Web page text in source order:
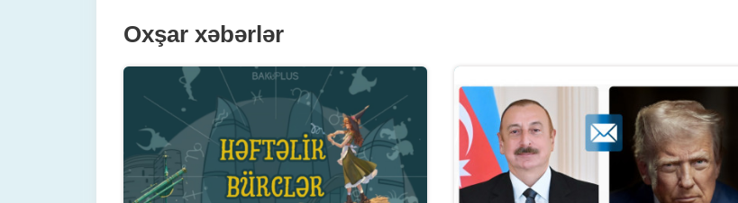
Oxşar xəbərlər